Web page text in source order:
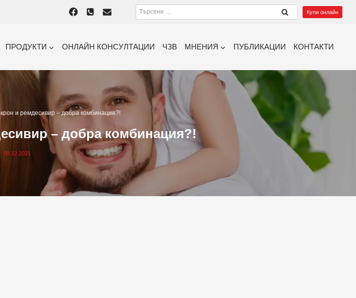
Търсене
за:
Купи онлайн
ПРОДУКТИ ОНЛАЙН КОНСУЛТАЦИИ ЧЗВ МНЕНИЯ ПУБЛИКАЦИИ КОНТАКТИ
и ремдесивир – добра комбинация?!
– добра комбинация?!
09.12.2021